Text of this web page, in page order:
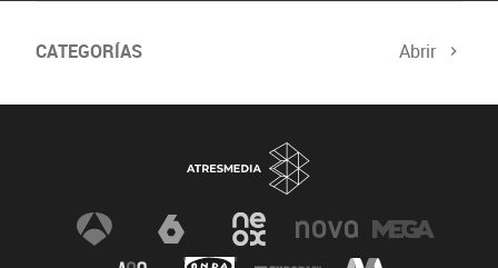
CATEGORÍAS Abrir
Biodiversidad Cambio Climático